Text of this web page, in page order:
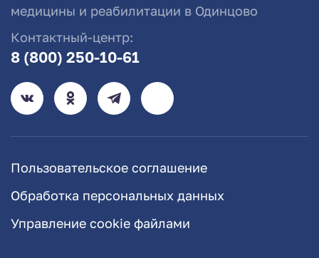
медицины и реабилитации в Одинцово
Контактный-центр:
8 (800) 250-10-61
Пользовательское соглашение
Обработка персональных данных
Управление cookie файлами